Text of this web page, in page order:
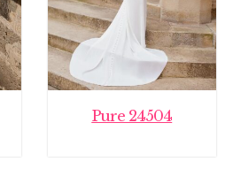
Pure 24504